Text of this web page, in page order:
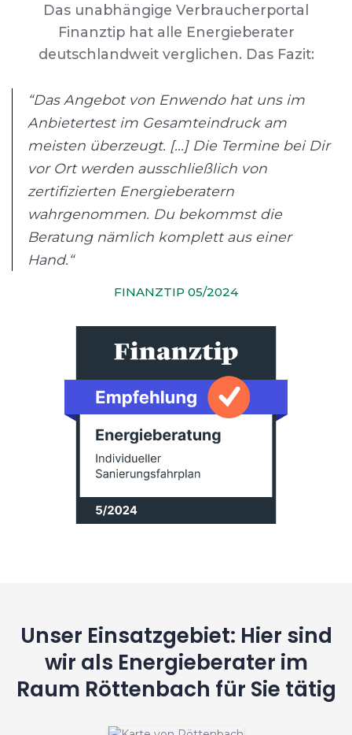
Das unabhängige Verbraucherportal
Finanztip hat alle Energieberater
deutschlandweit verglichen. Das Fazit:
“Das Angebot von Enwendo hat uns im
Anbietertest im Gesamteindruck am
meisten überzeugt. [...] Die Termine bei Dir
vor Ort werden ausschließlich von
zertifizierten Energieberatern
wahrgenommen. Du bekommst die
Beratung nämlich komplett aus einer
Hand.“
FINANZTIP 05/2024
Unser Einsatzgebiet: Hier sind
wir als Energieberater im
Raum Röttenbach für Sie tätig